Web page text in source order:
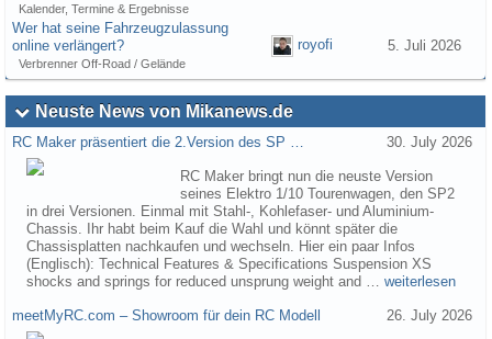
Kalender, Termine & Ergebnisse
Wer hat seine Fahrzeugzulassung
online verlängert?
Verbrenner Off-Road / Gelände
royofi 5. Juli 2026
Neuste News von Mikanews.de
RC Maker präsentiert die 2.Version des SP … 30. July 2026
RC Maker bringt nun die neuste Version
seines Elektro 1/10 Tourenwagen, den SP2
in drei Versionen. Einmal mit Stahl-, Kohlefaser- und Aluminium-
Chassis. Ihr habt beim Kauf die Wahl und könnt später die
Chassisplatten nachkaufen und wechseln. Hier ein paar Infos
(Englisch): Technical Features & Specifications Suspension XS
shocks and springs for reduced unsprung weight and … weiterlesen
meetMyRC.com – Showroom für dein RC Modell 26. July 2026